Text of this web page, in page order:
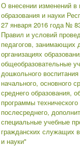
О внесении изменений в
образования и науки
27 января 2016 года №
Правил и условий
педагогов, занимающих
организациях
общеобразовательные
дошкольного
начального, основного
среднего образования,
программы
послесреднего,
специальные учебные
гражданских служащих
и науки"